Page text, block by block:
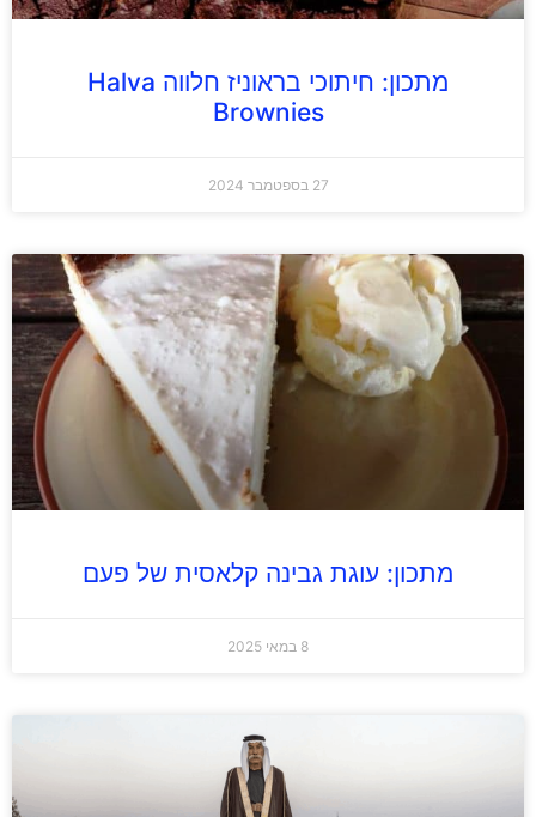
מתכון: חיתוכי בראוניז חלווה Halva
Brownies
27 בספטמבר 2024
מתכון: עוגת גבינה קלאסית של פעם
8 במאי 2025